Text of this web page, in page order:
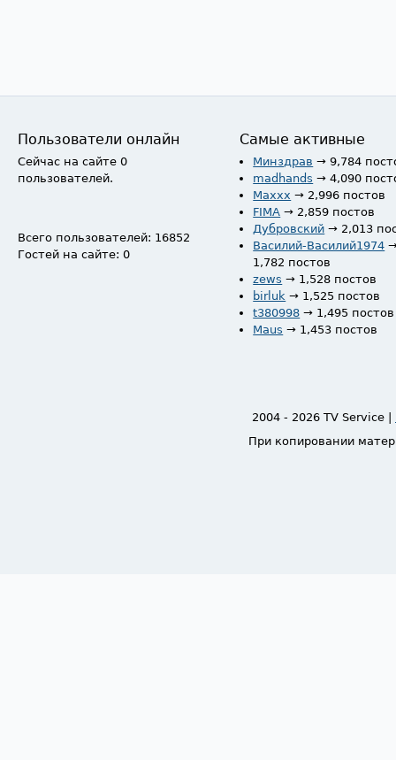
Пользователи онлайн
Сейчас на сайте 0
пользователей.
Всего пользователей: 16852
Гостей на сайте: 0
Самые активные
Минздрав → 9,784
madhands → 4,090
Maxxx → 2,996 постов
FIMA → 2,859 постов
Дубровский → 2,013
Василий-Василий1974
1,782 постов
zews → 1,528 постов
birluk → 1,525 постов
t380998 → 1,495 постов
Maus → 1,453 постов
2004 - 2026 TV Service |
При копировании